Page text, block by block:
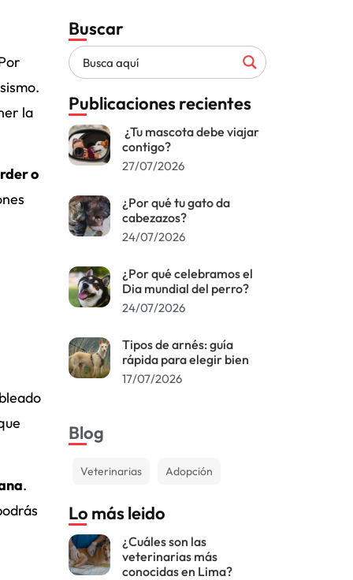
la
o
.
Buscar
Publicaciones recientes
¿Tu mascota debe viajar
contigo?
27/07/2026
¿Por qué tu gato da
cabezazos?
24/07/2026
¿Por qué celebramos el
Dia mundial del perro?
24/07/2026
Tipos de arnés: guía
rápida para elegir bien
17/07/2026
Blog
Veterinarias Adopción
Lo más leido
¿Cuáles son las
veterinarias más
conocidas en Lima?